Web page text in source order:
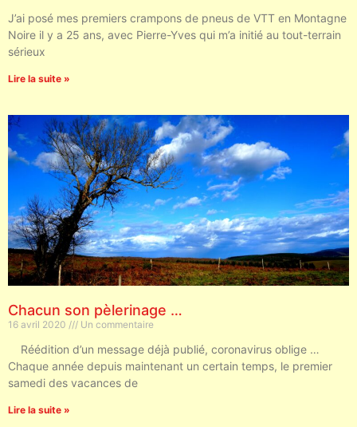
J’ai posé mes premiers crampons de pneus de VTT en Montagne
Noire il y a 25 ans, avec Pierre-Yves qui m’a initié au tout-terrain
sérieux
Lire la suite »
Chacun son pèlerinage …
16 avril 2020 Un commentaire
Réédition d’un message déjà publié, coronavirus oblige …
Chaque année depuis maintenant un certain temps, le premier
samedi des vacances de
Lire la suite »